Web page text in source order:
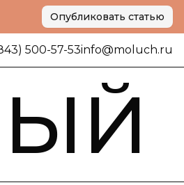
Опубликовать статью
500-57-53info@moluch.ru